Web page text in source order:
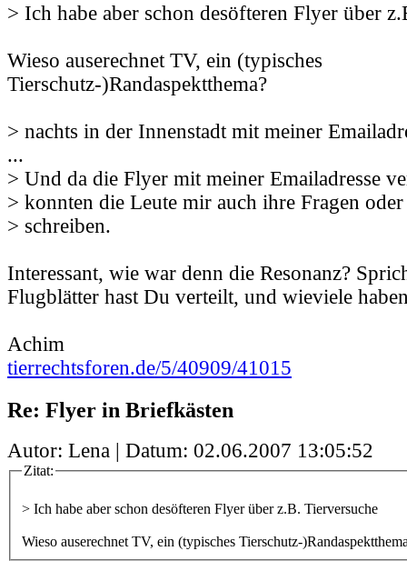
> Ich habe aber schon desöfteren Flyer über
Wieso auserechnet TV, ein (typisches
Tierschutz-)Randaspektthema?
> nachts in der Innenstadt mit meiner
...
> Und da die Flyer mit meiner Emailadresse
> konnten die Leute mir auch ihre Fragen
> schreiben.
Interessant, wie war denn die Resonanz?
Flugblätter hast Du verteilt, und wieviele
Achim
tierrechtsforen.de/5/40909/41015
Re: Flyer in Briefkästen
Autor: Lena | Datum: 02.06.2007 13:05:52
Zitat:
> Ich habe aber schon desöfteren Flyer über z.B. Tierversuche
Wieso auserechnet TV, ein (typisches Tierschutz-